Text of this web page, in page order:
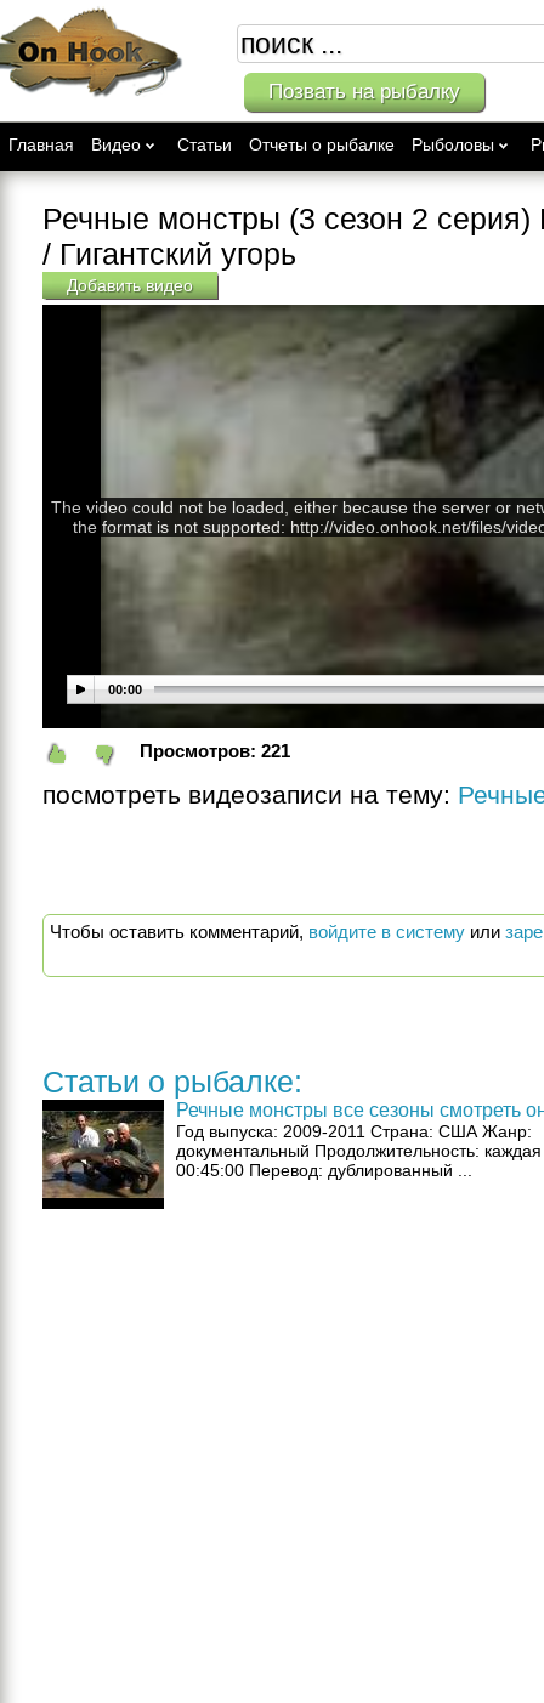
Позвать на рыбалку
Главная Видео Статьи Отчеты о рыбалке Рыболовы
Речные монстры (3 сезон 2 серия)
/ Гигантский угорь
Добавить видео
00:00
The video could not be loaded, either because the server or
the format is not supported: http://video.onhook.net/files/
Просмотров: 221
посмотреть видеозаписи на тему:
Чтобы оставить комментарий, войдите в систему или
Статьи о рыбалке:
Речные монстры все сезоны смотреть
Год выпуска: 2009-2011 Страна: США Жанр:
документальный Продолжительность:
00:45:00 Перевод: дублированный ...